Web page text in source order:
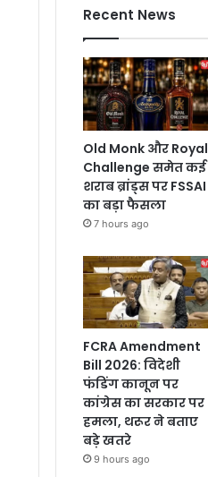
Recent News
Old Monk और Royal
Challenge समेत कई
शराब ब्रांड्स पर FSSAI
का बड़ा फैसला
7 hours ago
FCRA Amendment
Bill 2026: विदेशी
फंडिंग कानून पर
कांग्रेस का सरकार पर
हमला, थरूर ने बताए
बड़े खतरे
9 hours ago